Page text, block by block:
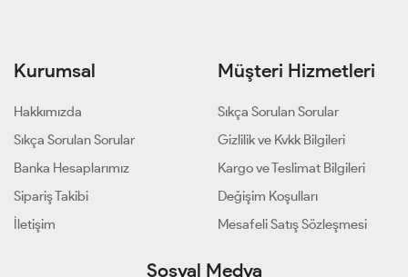
Kurumsal
Hakkımızda
Sıkça Sorulan Sorular
Banka Hesaplarımız
Sipariş Takibi
İletişim
Müşteri Hizmetleri
Sıkça Sorulan Sorular
Gizlilik ve Kvkk Bilgileri
Kargo ve Teslimat Bilgileri
Değişim Koşulları
Mesafeli Satış Sözleşmesi
Sosyal Medya